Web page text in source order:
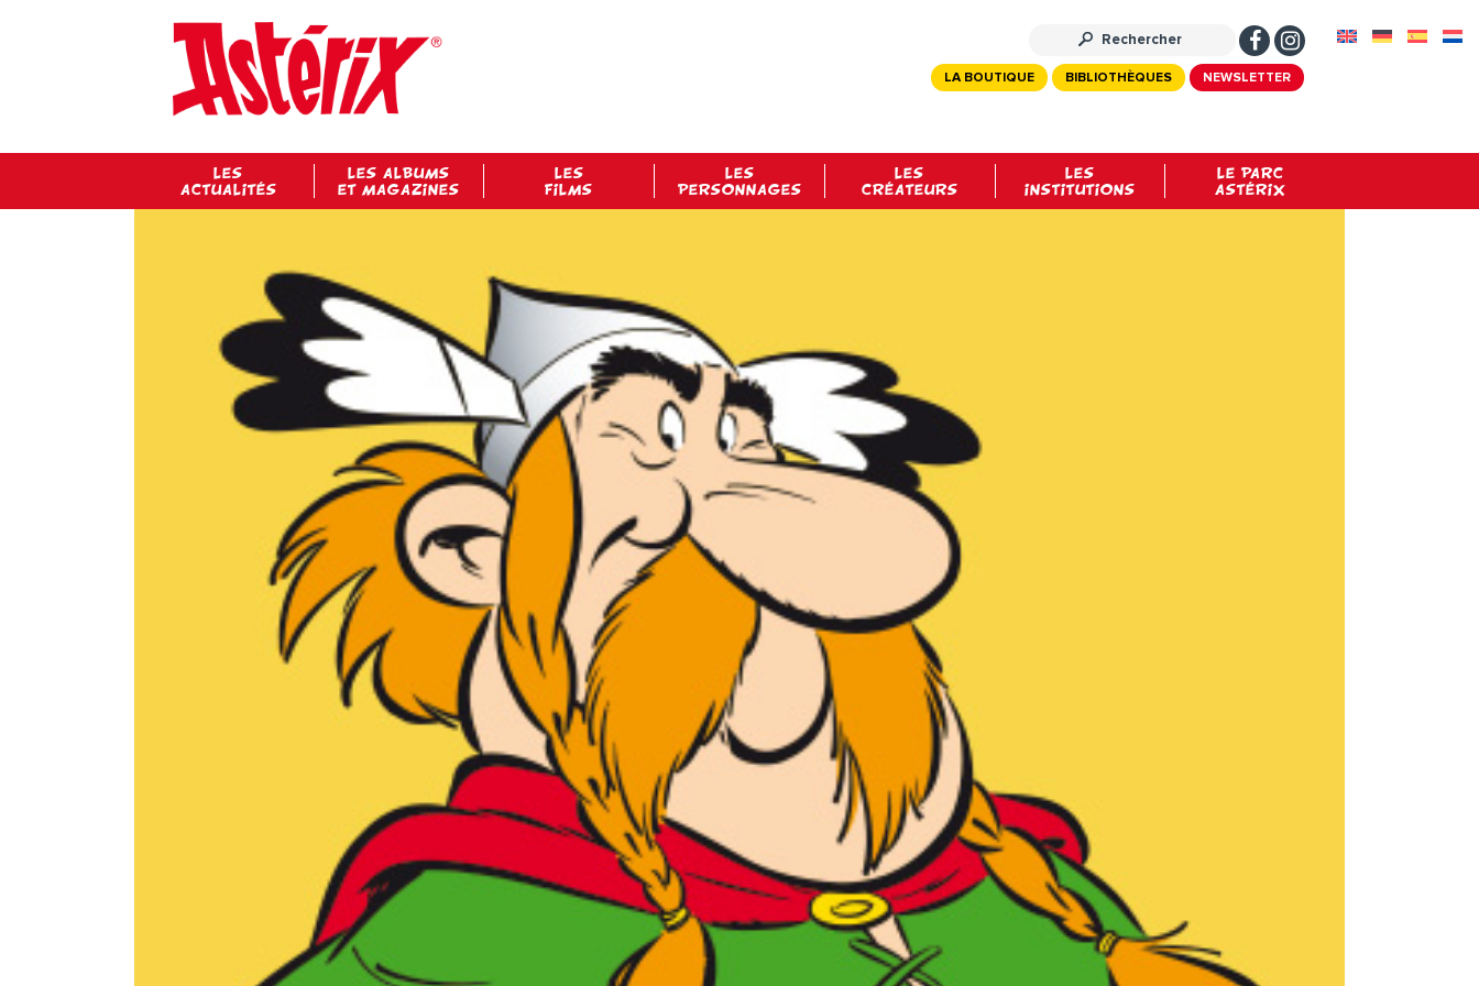
NEWSLETTER
BIBLIOTHÈQUES
LA BOUTIQUE
LES
ACTUALITÉS
LES ALBUMS
ET MAGAZINES
LES
FILMS
LES
PERSONNAGES
LES
CRÉATEURS
LES
INSTITUTIONS
LE PARC
ASTÉRIX